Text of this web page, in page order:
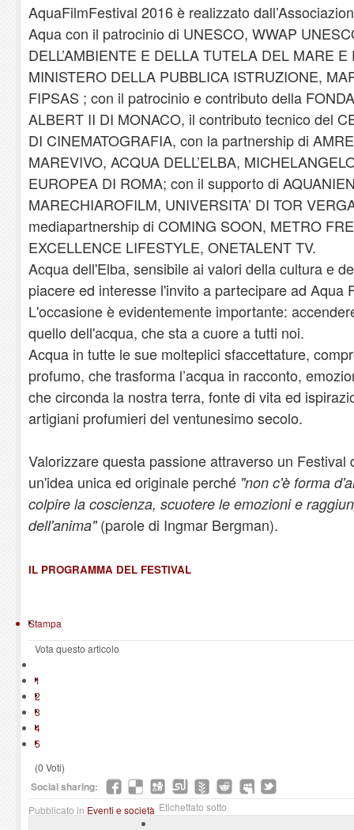
AquaFilmFestival 2016 è realizzato
Aqua con il patrocinio di UNESCO, WWAP
DELL’AMBIENTE E DELLA TUTELA DEL MARE
MINISTERO DELLA PUBBLICA ISTRUZIONE,
FIPSAS ; con il patrocinio e contributo della
ALBERT II DI MONACO, il contributo tecnico del
DI CINEMATOGRAFIA, con la partnership di
MAREVIVO, ACQUA DELL’ELBA,
EUROPEA DI ROMA; con il supporto di
MARECHIAROFILM, UNIVERSITA’ DI TOR
mediapartnership di COMING SOON, METRO
EXCELLENCE LIFESTYLE, ONETALENT TV.
Acqua dell'Elba, sensibile ai valori della cultura e
piacere ed interesse l'invito a partecipare ad Aqua
L'occasione è evidentemente importante:
quello dell'acqua, che sta a cuore a tutti noi.
Acqua in tutte le sue molteplici sfaccettature,
profumo, che trasforma l’acqua in racconto,
che circonda la nostra terra, fonte di vita ed
artigiani profumieri del ventunesimo secolo.
Valorizzare questa passione attraverso un Festival
un'idea unica ed originale perché "non c'è forma
colpire la coscienza, scuotere le emozioni e
dell'anima"(parole di Ingmar Bergman).
IL PROGRAMMA DEL FESTIVAL
Stampa
Vota questo articolo
1
2
3
4
5
(0 Voti)
Social sharing:
Pubblicato in Eventi e società Etichettato sotto